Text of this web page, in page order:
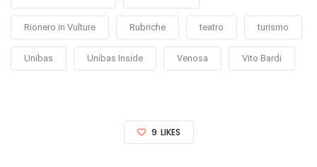
Rionero in Vulture Rubriche teatro turismo
Unibas Unibas Inside Venosa Vito Bardi
9 LIKES